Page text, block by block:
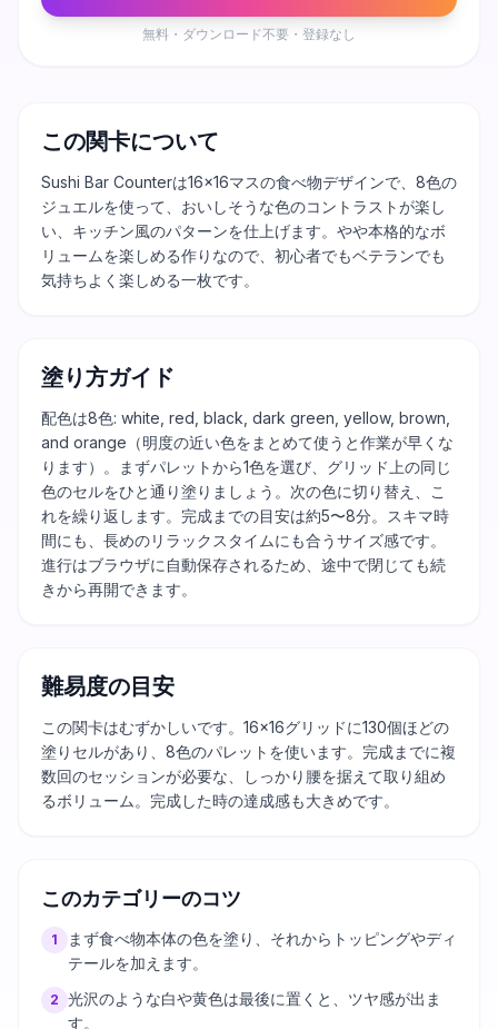
無料・ダウンロード不要・登録なし
この関卡について
Sushi Bar Counterは16×16マスの食べ物デザインで、8色の
ジュエルを使って、おいしそうな色のコントラストが楽し
い、キッチン風のパターンを仕上げます。やや本格的なボ
リュームを楽しめる作りなので、初心者でもベテランでも
気持ちよく楽しめる一枚です。
塗り方ガイド
配色は8色: white, red, black, dark green, yellow, brown,
and orange（明度の近い色をまとめて使うと作業が早くな
ります）。まずパレットから1色を選び、グリッド上の同じ
色のセルをひと通り塗りましょう。次の色に切り替え、こ
れを繰り返します。完成までの目安は約5〜8分。スキマ時
間にも、長めのリラックスタイムにも合うサイズ感です。
進行はブラウザに自動保存されるため、途中で閉じても続
きから再開できます。
難易度の目安
この関卡はむずかしいです。16×16グリッドに130個ほどの
塗りセルがあり、8色のパレットを使います。完成までに複
数回のセッションが必要な、しっかり腰を据えて取り組め
るボリューム。完成した時の達成感も大きめです。
このカテゴリーのコツ
1
まず食べ物本体の色を塗り、それからトッピングやディ
テールを加えます。
2 光沢のような白や黄色は最後に置くと、ツヤ感が出ま
す。